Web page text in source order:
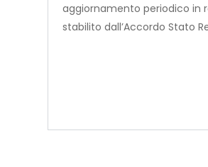
aggiornamento periodico in
stabilito dall’Accordo Stato